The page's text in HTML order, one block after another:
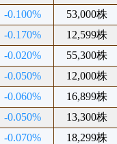
-0.100% 53,000株
-0.170% 12,599株
-0.020% 55,300株
-0.050% 12,000株
-0.060% 16,899株
-0.050% 13,300株
-0.070% 18,299株